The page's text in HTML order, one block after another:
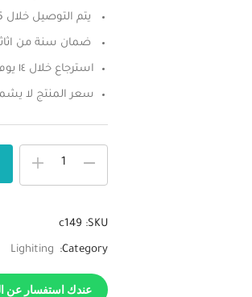
يتم التوصيل خلال 15 يوم عمل
ضمان سنة من
استرجاع خلال ١٤ يوم من تاريخ الاستلام.
سعر المنتج لا
SKU:
c149
Category:
Lighiting
عندك استفسار عن